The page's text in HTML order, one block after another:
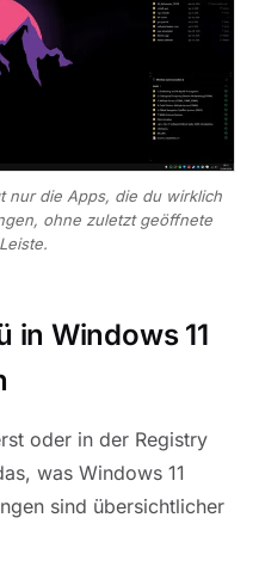
nur die Apps, die du wirklich
ohne zuletzt geöffnete
in Windows 11
oder in der Registry
was Windows 11
sind übersichtlicher